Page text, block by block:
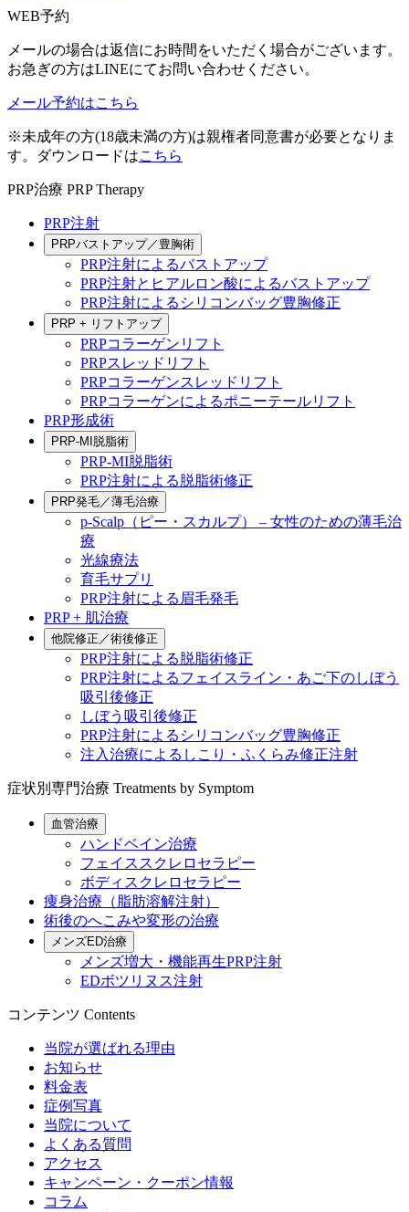
WEB予約
メールの場合は返信にお時間をいただく場合がございます。
お急ぎの方はLINEにてお問い合わせください。
メール予約はこちら
※未成年の方(18歳未満の方)は親権者同意書が必要となりま
す。ダウンロードはこちら
PRP治療 PRP Therapy
PRP注射
PRPバストアップ／豊胸術
PRP注射によるバストアップ
PRP注射とヒアルロン酸によるバストアップ
PRP注射によるシリコンバッグ豊胸修正
PRP + リフトアップ
PRPコラーゲンリフト
PRPスレッドリフト
PRPコラーゲンスレッドリフト
PRPコラーゲンによるポニーテールリフト
PRP形成術
PRP-MI脱脂術
PRP-MI脱脂術
PRP注射による脱脂術修正
PRP発毛／薄毛治療
p-Scalp（ピー・スカルプ） – 女性のための薄毛治
療
光線療法
育毛サプリ
PRP注射による眉毛発毛
PRP + 肌治療
他院修正／術後修正
PRP注射による脱脂術修正
PRP注射によるフェイスライン・あご下のしぼう
吸引後修正
しぼう吸引後修正
PRP注射によるシリコンバッグ豊胸修正
注入治療によるしこり・ふくらみ修正注射
症状別専門治療 Treatments by Symptom
血管治療
ハンドベイン治療
フェイススクレロセラピー
ボディスクレロセラピー
痩身治療（脂肪溶解注射）
術後のへこみや変形の治療
メンズED治療
メンズ増大・機能再生PRP注射
EDボツリヌス注射
コンテンツ Contents
当院が選ばれる理由
お知らせ
料金表
症例写真
当院について
よくある質問
アクセス
キャンペーン・クーポン情報
コラム